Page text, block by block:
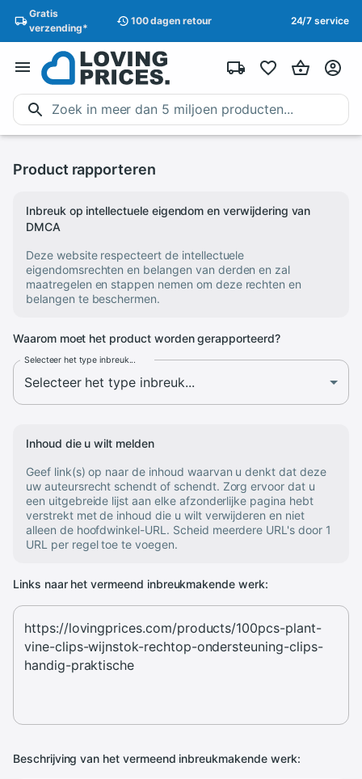
Gratis
verzending*
100 dagen retour 24/7 service
Product rapporteren
Inbreuk op intellectuele eigendom en verwijdering van
DMCA
Deze website respecteert de intellectuele
eigendomsrechten en belangen van derden en zal
maatregelen en stappen nemen om deze rechten en
belangen te beschermen.
Waarom moet het product worden gerapporteerd?
Selecteer het type inbreuk...
Inhoud die u wilt melden
Geef link(s) op naar de inhoud waarvan u denkt dat deze
uw auteursrecht schendt of schendt. Zorg ervoor dat u
een uitgebreide lijst aan elke afzonderlijke pagina hebt
verstrekt met de inhoud die u wilt verwijderen en niet
alleen de hoofdwinkel-URL. Scheid meerdere URL's door 1
URL per regel toe te voegen.
Links naar het vermeend inbreukmakende werk:
Beschrijving van het vermeend inbreukmakende werk: